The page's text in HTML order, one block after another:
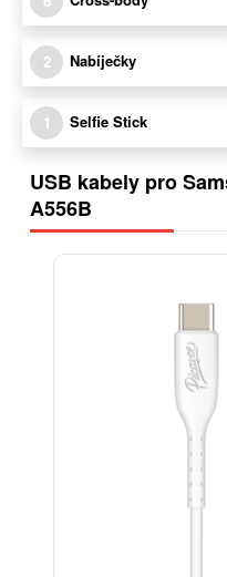
2 Nabíječky
1 Selfie Stick
USB kabely pro
A556B